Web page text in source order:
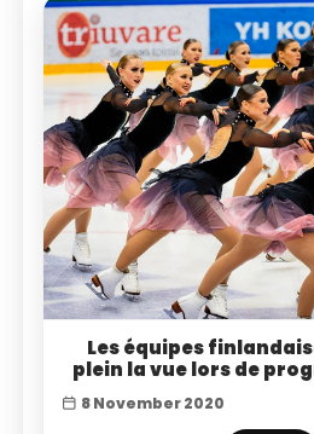
Les équipes
plein la vue lors de
8 November 2020